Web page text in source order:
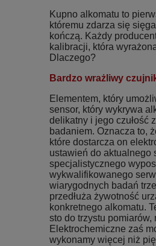
Kupno alkomatu to
któremu zdarza się
kończą. Każdy
kalibracji, która
Dlaczego?
Bardzo wrażliwy
Elementem, który
sensor, który wykrywa
delikatny i jego czułość
badaniem. Oznacza to,
które dostarcza on
ustawień do aktualnego
specjalistycznego
wykwalifikowanego
wiarygodnych badań
przedłuża żywotność
konkretnego alkomatu.
sto do trzystu
Elektrochemiczne zaś
wykonamy więcej niż